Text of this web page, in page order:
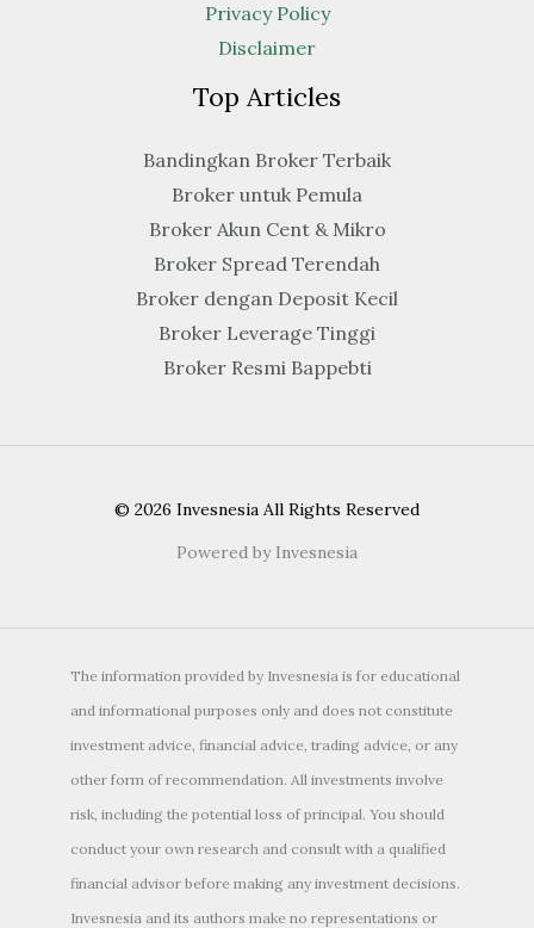
Privacy Policy
Disclaimer
Top Articles
Bandingkan Broker Terbaik
Broker untuk Pemula
Broker Akun Cent & Mikro
Broker Spread Terendah
Broker dengan Deposit Kecil
Broker Leverage Tinggi
Broker Resmi Bappebti
© 2026 Invesnesia All Rights Reserved
Powered by Invesnesia
The information provided by Invesnesia is for educational
and informational purposes only and does not constitute
investment advice, financial advice, trading advice, or any
other form of recommendation. All investments involve
risk, including the potential loss of principal. You should
conduct your own research and consult with a qualified
financial advisor before making any investment decisions.
Invesnesia and its authors make no representations or